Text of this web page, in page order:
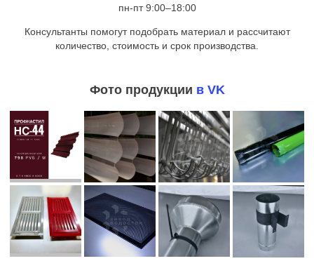
пн-пт 9:00–18:00
Консультанты помогут подобрать материал и рассчитают
количество, стоимость и срок производства.
Фото продукции в VK